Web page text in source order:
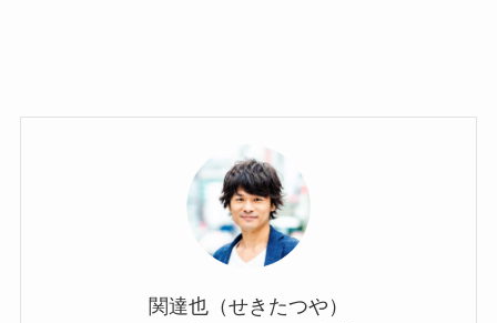
関達也（せきたつや）